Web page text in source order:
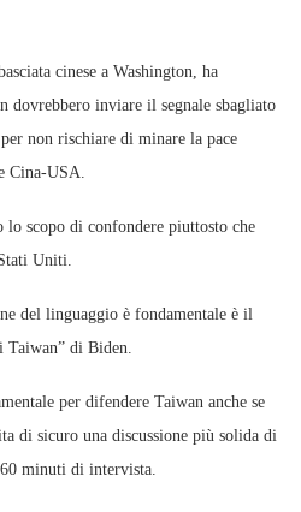
cinese a Washington, ha
dovrebbero inviare il segnale sbagliato
non rischiare di minare la pace
Cina-USA.
scopo di confondere piuttosto che
Uniti.
del linguaggio è fondamentale è il
Taiwan” di Biden.
per difendere Taiwan anche se
di sicuro una discussione più solida di
minuti di intervista.